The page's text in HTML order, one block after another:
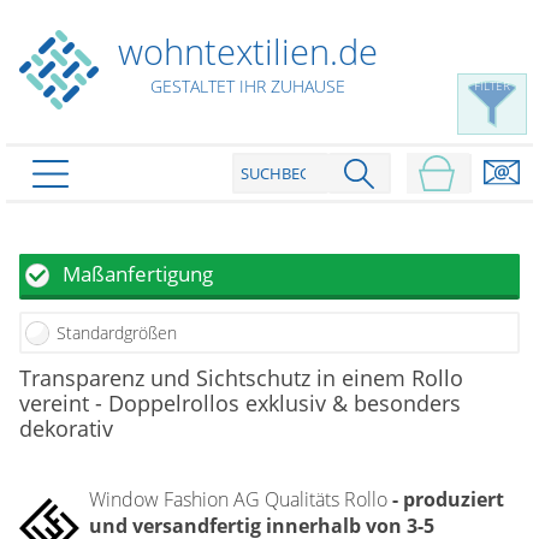
PRODUKTE
Plissee
Wabenplissees
Verdunklungsplissees
gemusterte Plissees
Rollo
Rollos nach Maß
Rollos in Standardgrößen
Thermo Rollo
Klemmrollo
Dachfenster Rollo
Raffrollo
Faltrollo / Raffgardinen
Flächenvorhang nach Maß
Scheibengardinen
wohntextilien.de
GESTALTET IHR ZUHAUSE
Maßanfertigung
Standardgrößen
FILTER
Transparenz und Sichtschutz in einem Rollo
vereint - Doppelrollos exklusiv & besonders
dekorativ
Window Fashion AG Qualitäts Rollo- produziert
und versandfertig innerhalb von 3-5